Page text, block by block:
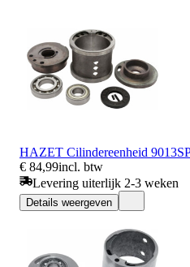
HAZET Cilindereenheid
€ 84,99incl. btw
Levering uiterlijk 2-3 weken
Details weergeven